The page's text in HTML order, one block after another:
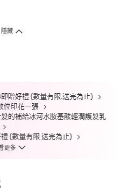
隱藏
贈好禮 (數量有限,送完為止)
位印花一張
的補給冰河水胺基酸輕潤護髮乳
(數量有限 送完為止)
更多